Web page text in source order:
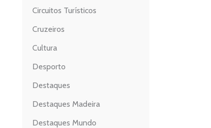
Circuitos Turísticos
Cruzeiros
Cultura
Desporto
Destaques
Destaques Madeira
Destaques Mundo